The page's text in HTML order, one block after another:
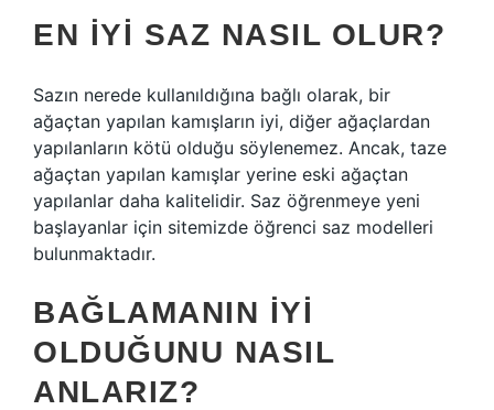
EN IYI SAZ NASIL OLUR?
Sazın nerede kullanıldığına bağlı olarak, bir
ağaçtan yapılan kamışların iyi, diğer ağaçlardan
yapılanların kötü olduğu söylenemez. Ancak, taze
ağaçtan yapılan kamışlar yerine eski ağaçtan
yapılanlar daha kalitelidir. Saz öğrenmeye yeni
başlayanlar için sitemizde öğrenci saz modelleri
bulunmaktadır.
BAĞLAMANIN IYI
OLDUĞUNU NASIL
ANLARIZ?